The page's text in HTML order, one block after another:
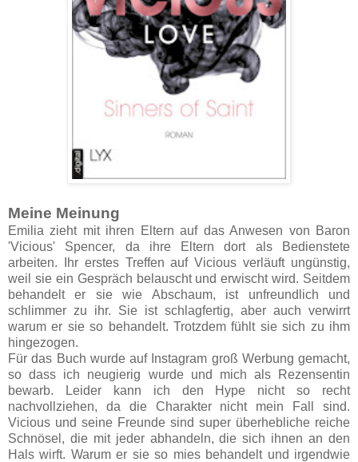
Meine Meinung
Emilia zieht mit ihren Eltern auf das Anwesen von Baron
'Vicious' Spencer, da ihre Eltern dort als Bedienstete
arbeiten. Ihr erstes Treffen auf Vicious verläuft ungünstig,
weil sie ein Gespräch belauscht und erwischt wird. Seitdem
behandelt er sie wie Abschaum, ist unfreundlich und
schlimmer zu ihr. Sie ist schlagfertig, aber auch verwirrt
warum er sie so behandelt. Trotzdem fühlt sie sich zu ihm
hingezogen.
Für das Buch wurde auf Instagram groß Werbung gemacht,
so dass ich neugierig wurde und mich als Rezensentin
bewarb. Leider kann ich den Hype nicht so recht
nachvollziehen, da die Charakter nicht mein Fall sind.
Vicious und seine Freunde sind super überhebliche reiche
Schnösel, die mit jeder abhandeln, die sich ihnen an den
Hals wirft. Warum er sie so mies behandelt und irgendwie